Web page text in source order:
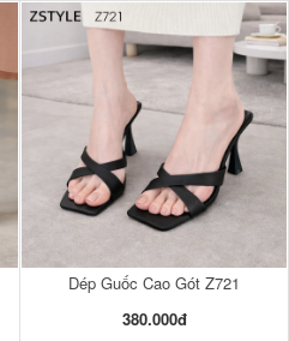
Dép Guốc Cao Gót Z721
380.000đ